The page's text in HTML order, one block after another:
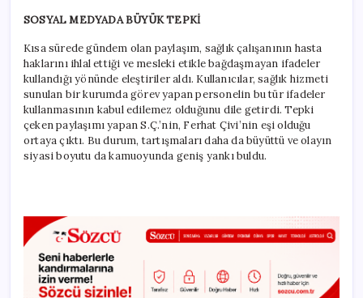
SOSYAL MEDYADA BÜYÜK TEPKİ
Kısa sürede gündem olan paylaşım, sağlık çalışanının hasta
haklarını ihlal ettiği ve mesleki etikle bağdaşmayan ifadeler
kullandığı yönünde eleştiriler aldı. Kullanıcılar, sağlık hizmeti
sunulan bir kurumda görev yapan personelin bu tür ifadeler
kullanmasının kabul edilemez olduğunu dile getirdi. Tepki
çeken paylaşımı yapan S.Ç.’nin, Ferhat Çivi’nin eşi olduğu
ortaya çıktı. Bu durum, tartışmaları daha da büyüttü ve olayın
siyasi boyutu da kamuoyunda geniş yankı buldu.